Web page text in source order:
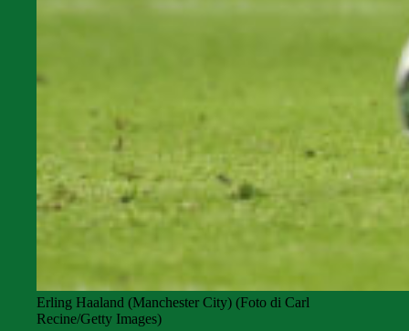
Erling Haaland (Manchester City) (Foto di Carl
Recine/Getty Images)